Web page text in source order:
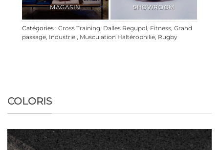
MAGASIN SHOWROOM
Catégories : Cross Training, Dalles Regupol, Fitness, Grand
passage, Industriel, Musculation Haltérophilie, Rugby
COLORIS